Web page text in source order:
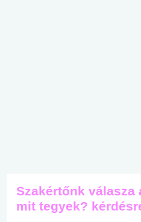
Szakértőnk válasza
mit tegyek?